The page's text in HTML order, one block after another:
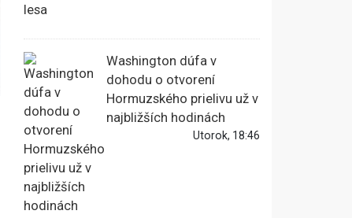
Washington dúfa v
dohodu o otvorení
Hormuzského prielivu už v
najbližších hodinách
Utorok, 18:46